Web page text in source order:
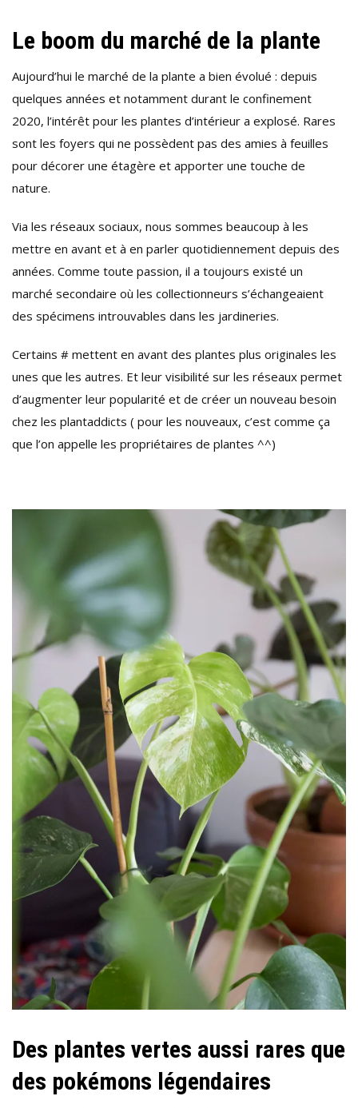
Le boom du marché de la plante
Aujourd’hui le marché de la plante a bien évolué : depuis
quelques années et notamment durant le confinement
2020, l’intérêt pour les plantes d’intérieur a explosé. Rares
sont les foyers qui ne possèdent pas des amies à feuilles
pour décorer une étagère et apporter une touche de
nature.
Via les réseaux sociaux, nous sommes beaucoup à les
mettre en avant et à en parler quotidiennement depuis des
années. Comme toute passion, il a toujours existé un
marché secondaire où les collectionneurs s’échangeaient
des spécimens introuvables dans les jardineries.
Certains # mettent en avant des plantes plus originales les
unes que les autres. Et leur visibilité sur les réseaux permet
d’augmenter leur popularité et de créer un nouveau besoin
chez les plantaddicts ( pour les nouveaux, c’est comme ça
que l’on appelle les propriétaires de plantes ^^)
Des plantes vertes aussi rares que
des pokémons légendaires